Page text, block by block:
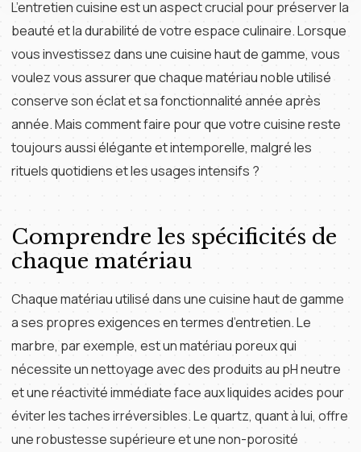
L’entretien cuisine est un aspect crucial pour préserver la
beauté et la durabilité de votre espace culinaire. Lorsque
vous investissez dans une cuisine haut de gamme, vous
voulez vous assurer que chaque matériau noble utilisé
conserve son éclat et sa fonctionnalité année après
année. Mais comment faire pour que votre cuisine reste
toujours aussi élégante et intemporelle, malgré les
rituels quotidiens et les usages intensifs ?
Comprendre les spécificités de
chaque matériau
Chaque matériau utilisé dans une cuisine haut de gamme
a ses propres exigences en termes d’entretien. Le
marbre, par exemple, est un matériau poreux qui
nécessite un nettoyage avec des produits au pH neutre
et une réactivité immédiate face aux liquides acides pour
éviter les taches irréversibles. Le quartz, quant à lui, offre
une robustesse supérieure et une non-porosité